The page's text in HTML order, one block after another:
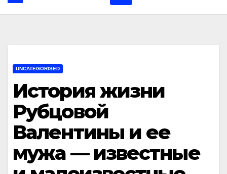
UNCATEGORISED
История жизни
Рубцовой
Валентины и ее
мужа — известные